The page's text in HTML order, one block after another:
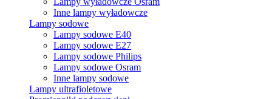
Inne lampy wyładowcze
Lampy sodowe
Lampy sodowe E40
Lampy sodowe E27
Lampy sodowe Philips
Lampy sodowe Osram
Inne lampy sodowe
Lampy ultrafioletowe